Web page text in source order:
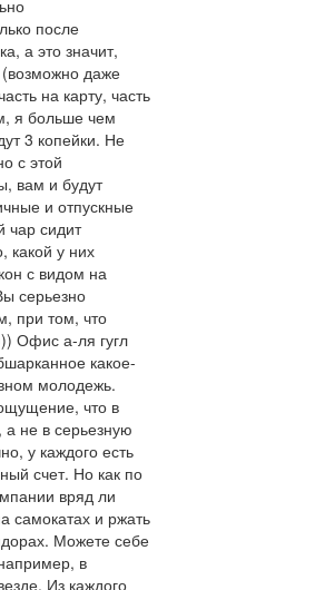
после
а это значит,
(возможно даже
на карту, часть
я больше чем
3 копейки. Не
с этой
вам и будут
и отпускные
чар сидит
какой у них
с видом на
серьезно
при том, что
Офис а-ля гугл
какое-
молодежь.
что в
а не в серьезную
у каждого есть
счет. Но как по
вряд ли
самокатах и ржать
Можете себе
в
Из каждого